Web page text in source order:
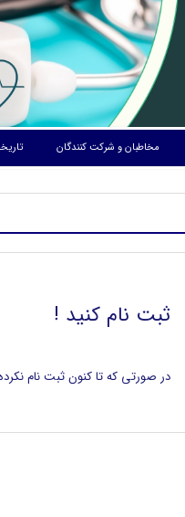
مخاطبان و شرکت کنندگان
ثبت نام کنید !
در صورتی که تا کنون ثبت نام نکرده